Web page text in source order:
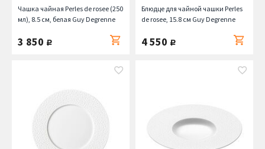
Чашка чайная Perles de rosee (250
мл), 8.5 см, белая Guy Degrenne
3 850 руб.
Блюдце для чайной чашки Perles
de rosee, 15.8 см Guy Degrenne
4 550 руб.